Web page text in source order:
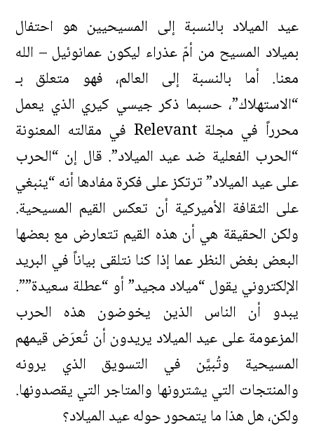
عيد الميلاد بالنسبة إلى المسيحيين هو احتفال
بميلاد المسيح من أمّ عذراء ليكون عمانوئيل – الله
معنا. أما بالنسبة إلى العالم، فهو متعلق بـ
“الاستهلاك”، حسبما ذكر جيسي كيري الذي يعمل
محرراً في مجلة Relevant في مقالته المعنونة
“الحرب الفعلية ضد عيد الميلاد”. قال إن “الحرب
على عيد الميلاد” ترتكز على فكرة مفادها أنه “ينبغي
على الثقافة الأميركية أن تعكس القيم المسيحية.
ولكن الحقيقة هي أن هذه القيم تتعارض مع بعضها
البعض بغض النظر عما إذا كنا نتلقى بياناً في البريد
الإلكتروني يقول “ميلاد مجيد” أو “عطلة سعيدة””.
يبدو أن الناس الذين يخوضون هذه الحرب
المزعومة على عيد الميلاد يريدون أن تُعرَض قيمهم
المسيحية وتُبيَّن في التسويق الذي يرونه
والمنتجات التي يشترونها والمتاجر التي يقصدونها.
ولكن، هل هذا ما يتمحور حوله عيد الميلاد؟